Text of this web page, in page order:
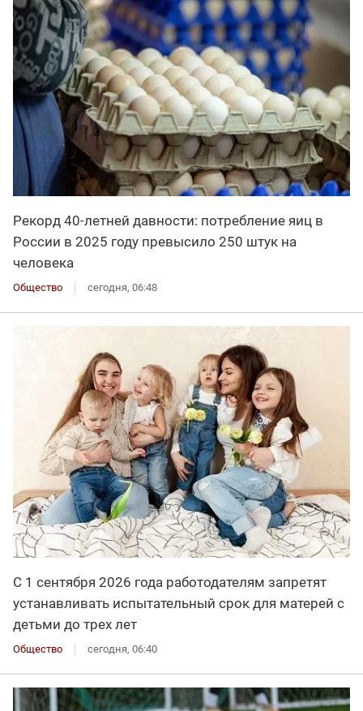
Рекорд 40-летней давности: потребление яиц в
России в 2025 году превысило 250 штук на
человека
Общество сегодня, 06:48
С 1 сентября 2026 года работодателям запретят
устанавливать испытательный срок для матерей с
детьми до трех лет
Общество сегодня, 06:40